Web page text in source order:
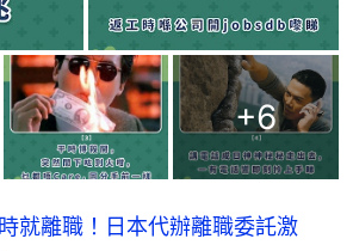
+6
就離職！日本代辦離職委託激